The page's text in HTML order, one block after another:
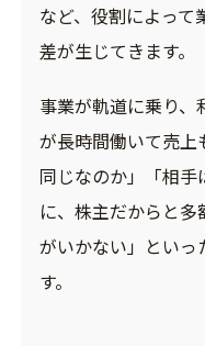
など、役割によって
差が生じてきます。
事業が軌道に乗り
が長時間働いて売上
同じなのか」「相
に、株主だからと
がいかない」といっ
す。